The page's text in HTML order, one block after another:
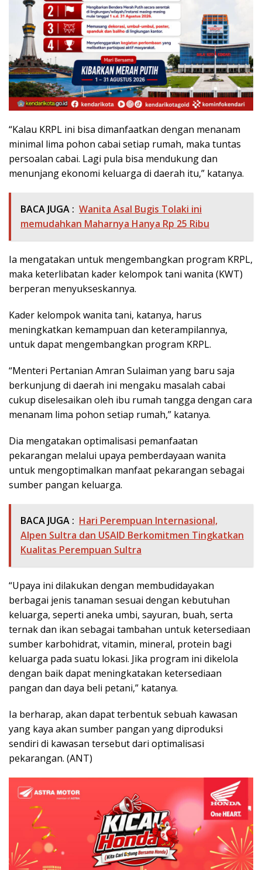
“Kalau KRPL ini bisa dimanfaatkan dengan menanam
minimal lima pohon cabai setiap rumah, maka tuntas
persoalan cabai. Lagi pula bisa mendukung dan
menunjang ekonomi keluarga di daerah itu,” katanya.
BACA JUGA : Wanita Asal Bugis Tolaki ini
memudahkan Maharnya Hanya Rp 25 Ribu
Ia mengatakan untuk mengembangkan program KRPL,
maka keterlibatan kader kelompok tani wanita (KWT)
berperan menyukseskannya.
Kader kelompok wanita tani, katanya, harus
meningkatkan kemampuan dan keterampilannya,
untuk dapat mengembangkan program KRPL.
“Menteri Pertanian Amran Sulaiman yang baru saja
berkunjung di daerah ini mengaku masalah cabai
cukup diselesaikan oleh ibu rumah tangga dengan cara
menanam lima pohon setiap rumah,” katanya.
Dia mengatakan optimalisasi pemanfaatan
pekarangan melalui upaya pemberdayaan wanita
untuk mengoptimalkan manfaat pekarangan sebagai
sumber pangan keluarga.
BACA JUGA : Hari Perempuan Internasional,
Alpen Sultra dan USAID Berkomitmen Tingkatkan
Kualitas Perempuan Sultra
“Upaya ini dilakukan dengan membudidayakan
berbagai jenis tanaman sesuai dengan kebutuhan
keluarga, seperti aneka umbi, sayuran, buah, serta
ternak dan ikan sebagai tambahan untuk ketersediaan
sumber karbohidrat, vitamin, mineral, protein bagi
keluarga pada suatu lokasi. Jika program ini dikelola
dengan baik dapat meningkatakan ketersediaan
pangan dan daya beli petani,” katanya.
Ia berharap, akan dapat terbentuk sebuah kawasan
yang kaya akan sumber pangan yang diproduksi
sendiri di kawasan tersebut dari optimalisasi
pekarangan. (ANT)